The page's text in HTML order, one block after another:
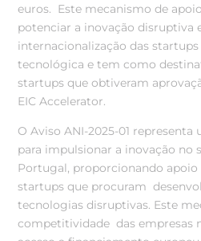
euros. Este mecanismo de
potenciar a inovação disruptiva
internacionalização das
tecnológica e tem como
startups que obtiveram
EIC Accelerator.
O Aviso ANI-2025-01
para impulsionar a inovação no
Portugal, proporcionando apoio
startups que procuram
tecnologias disruptivas. Este
competitividade das empresas